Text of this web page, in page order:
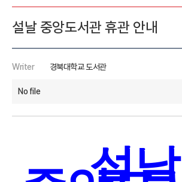
설날 중앙도서관 휴관 안내
Writer 경북대학교 도서관
No file
설날